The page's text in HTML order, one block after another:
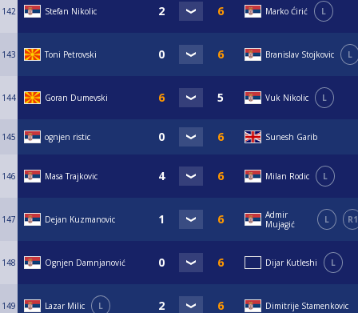
142 Stefan Nikolic Marko Ćirić L
143 Toni Petrovski Branislav Stojkovic L
144 Goran Dumevski Vuk Nikolic L
145 ognjen ristic Sunesh Garib
146 Masa Trajkovic Milan Rodic L
147 Dejan Kuzmanovic
Admir
Mujagić
L R1
148 Ognjen Damnjanović Dijar Kutleshi L
149 Lazar Milic L Dimitrije Stamenkovic